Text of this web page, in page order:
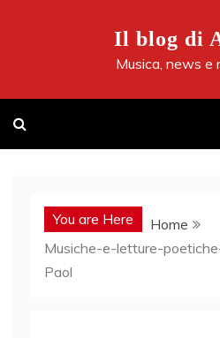
Il blog di
Musica, news e
You are Here
Home
Musiche-e-letture-
Paol